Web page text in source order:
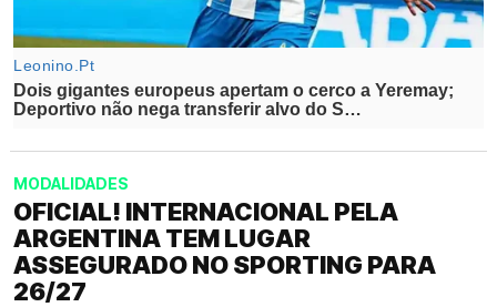
MODALIDADES
OFICIAL! INTERNACIONAL PELA
ARGENTINA TEM LUGAR
ASSEGURADO NO SPORTING PARA
26/27